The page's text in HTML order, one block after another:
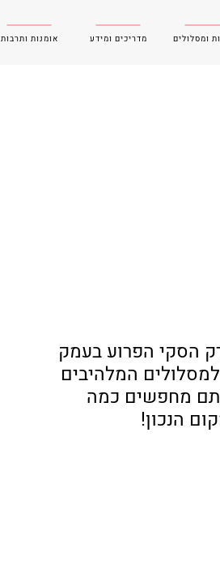
אומנות ותרבות מדריכים ומידע ומסלולים
הסקי הפרוע בעמק
המלהיבים
מחפשים כמה
הנכון!